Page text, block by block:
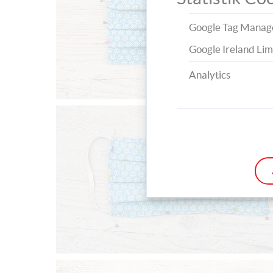
Google Tag
Google Ireland
Analytics